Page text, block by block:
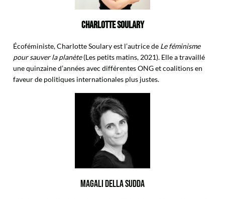
CHARLOTTE SOULARY
Écoféministe, Charlotte Soulary est l’autrice de Le féminisme
pour sauver la planète(Les petits matins, 2021). Elle a travaillé
une quinzaine d’années avec différentes ONG et coalitions en
faveur de politiques internationales plus justes.
MAGALI DELLA SUDDA